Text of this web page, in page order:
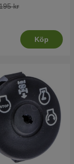
kr
Köp